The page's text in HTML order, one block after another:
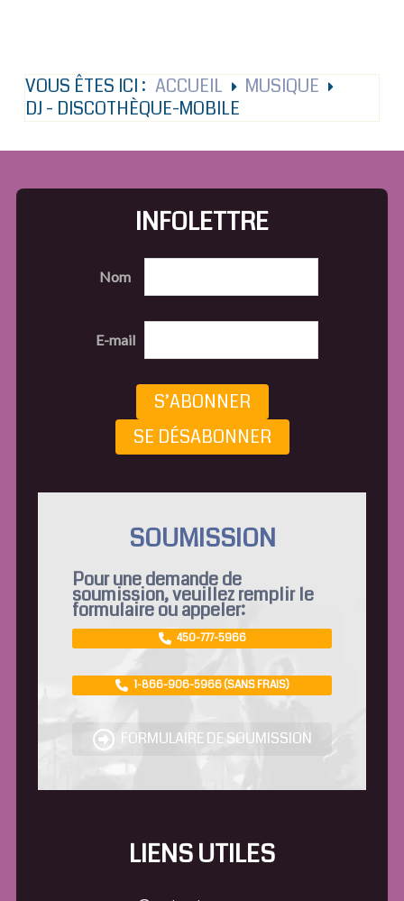
VOUS ÊTES ICI : ACCUEIL
MUSIQUE
DJ - DISCOTHÈQUE-MOBILE
INFOLETTRE
Nom
E-mail
S’ABONNER
SE DÉSABONNER
SOUMISSION
Pour une demande de
soumission, veuillez remplir le
formulaire ou appeler:
450-777-5966
1-866-906-5966 (SANS FRAIS)
FORMULAIRE DE SOUMISSION
LIENS UTILES